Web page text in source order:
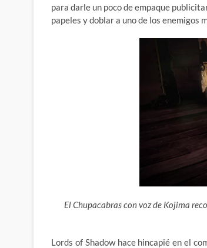
para darle un poco de empaque
papeles y doblar a uno de los enemigos
El Chupacabras con voz de Kojima
Lords of Shadow hace hincapié en el